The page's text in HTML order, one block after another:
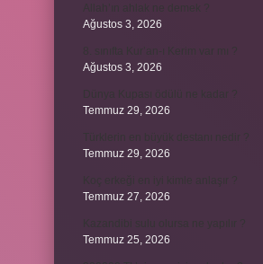
Ağustos 3, 2026
Ağustos 3, 2026
Temmuz 29, 2026
Temmuz 29, 2026
Temmuz 27, 2026
Temmuz 25, 2026